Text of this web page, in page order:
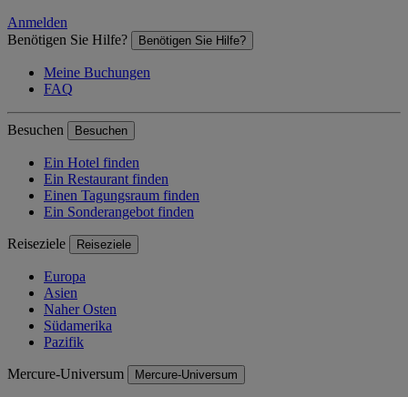
Anmelden
Benötigen Sie Hilfe?
Benötigen Sie Hilfe?
Meine Buchungen
FAQ
Besuchen Besuchen
Ein Hotel finden
Ein Restaurant finden
Einen Tagungsraum finden
Ein Sonderangebot finden
Reiseziele Reiseziele
Europa
Asien
Naher Osten
Südamerika
Pazifik
Mercure-Universum Mercure-Universum